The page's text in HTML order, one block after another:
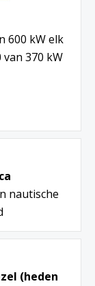
600 kW elk
370 kW
nautische
(heden